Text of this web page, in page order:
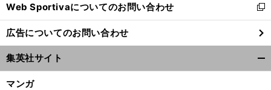
く
Web Sportivaについてのお問い合わせ
新
し
い
ウ
ィ
ン
広告についてのお問い合わせ
集英社サイト
マンガ